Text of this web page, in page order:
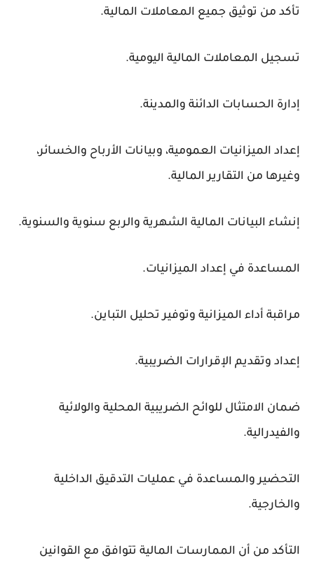
تأكد من توثيق جميع المعاملات المالية.
تسجيل المعاملات المالية اليومية.
إدارة الحسابات الدائنة والمدينة.
إعداد الميزانيات العمومية، وبيانات الأرباح والخسائر،
وغيرها من التقارير المالية.
إنشاء البيانات المالية الشهرية والربع سنوية والسنوية.
المساعدة في إعداد الميزانيات.
مراقبة أداء الميزانية وتوفير تحليل التباين.
إعداد وتقديم الإقرارات الضريبية.
ضمان الامتثال للوائح الضريبية المحلية والولائية
والفيدرالية.
التحضير والمساعدة في عمليات التدقيق الداخلية
والخارجية.
التأكد من أن الممارسات المالية تتوافق مع القوانين